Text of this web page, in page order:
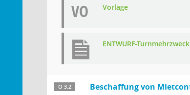
VO Vorlage
ENTWURF-
Ö 3.2 Beschaffung von